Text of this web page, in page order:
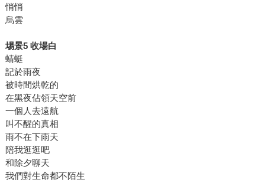
悄悄
烏雲
埸景5 收場白
蜻蜓
記於雨夜
被時間烘乾的
在黑夜佔領天空前
一個人去遠航
叫不醒的真相
雨不在下雨天
陪我逛逛吧
和除夕聊天
我們對生命都不陌生